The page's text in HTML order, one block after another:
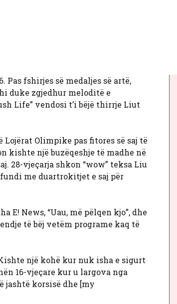
Pas fshirjes së medaljes së artë,
duke zgjedhur meloditë e
Life” vendosi t’i bëjë thirrje Liut
Lojërat Olimpike pas fitores së saj të
kishte një buzëqeshje të madhe në
28-vjeçarja shkon “wow” teksa Liu
me duartrokitjet e saj për
E! News, “Uau, më pëlqen kjo”, dhe
të bëj vetëm programe kaq të
një kohë kur nuk isha e sigurt
16-vjeçare kur u largova nga
jashtë korsisë dhe [my